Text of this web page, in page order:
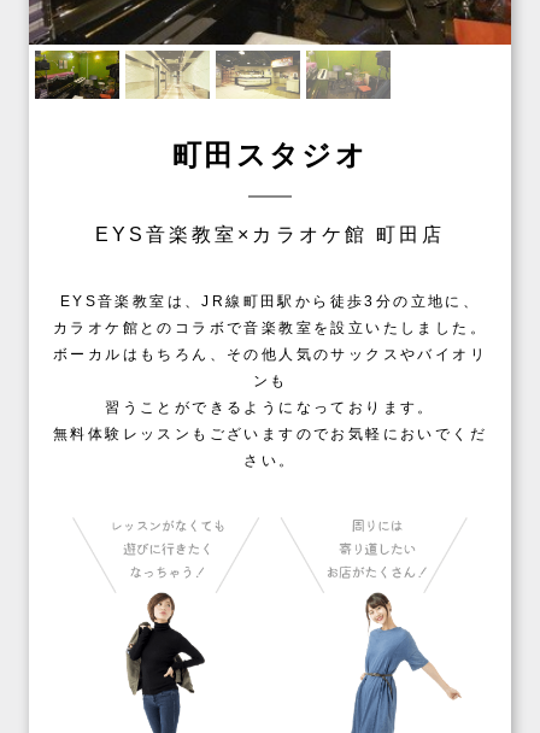
町田スタジオ
EYS音楽教室×カラオケ館 町田店
EYS音楽教室は、JR線町田駅から徒歩3分の立地に、
カラオケ館とのコラボで音楽教室を設立いたしました。
ボーカルはもちろん、その他人気のサックスやバイオリ
ンも
習うことができるようになっております。
無料体験レッスンもございますのでお気軽においでくだ
さい。